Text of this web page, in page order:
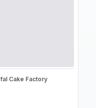
Cake Factory